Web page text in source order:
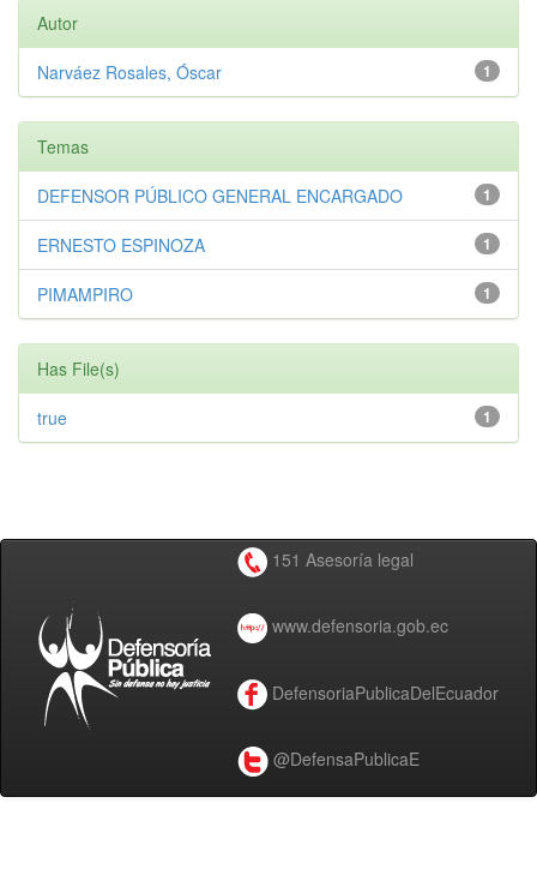
Autor
1
Narváez Rosales, Óscar
Temas
1
DEFENSOR PÚBLICO GENERAL ENCARGADO
1
ERNESTO ESPINOZA
1
PIMAMPIRO
Has File(s)
1
true
151 Asesoría legal
www.defensoria.gob.ec
DefensoriaPublicaDelEcuador
@DefensaPublicaE